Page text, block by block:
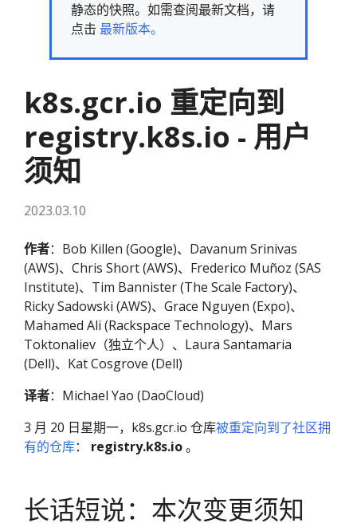
静态的快照。如需查阅最新文档，请
点击 最新版本。
k8s.gcr.io 重定向到
registry.k8s.io - 用户
须知
2023.03.10
作者：Bob Killen (Google)、Davanum Srinivas
(AWS)、Chris Short (AWS)、Frederico Muñoz (SAS
Institute)、Tim Bannister (The Scale Factory)、
Ricky Sadowski (AWS)、Grace Nguyen (Expo)、
Mahamed Ali (Rackspace Technology)、Mars
Toktonaliev（独立个人）、Laura Santamaria
(Dell)、Kat Cosgrove (Dell)
译者：Michael Yao (DaoCloud)
3 月 20 日星期一，k8s.gcr.io 仓库被重定向到了社区拥
有的仓库： registry.k8s.io。
长话短说：本次变更须知